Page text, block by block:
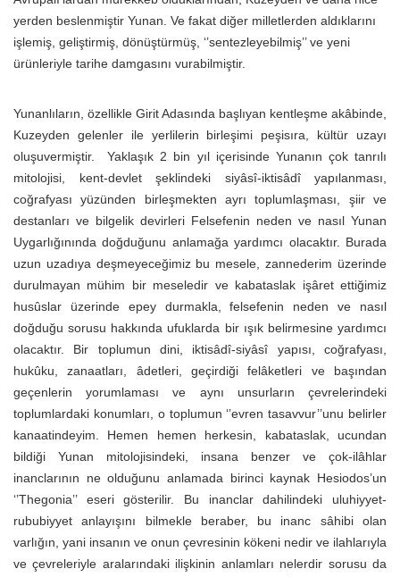
yerden beslenmiştir Yunan. Ve fakat diğer milletlerden aldıklarını
işlemiş, geliştirmiş, dönüştürmüş, ‘’sentezleyebilmiş’’ ve yeni
ürünleriyle tarihe damgasını vurabilmiştir.
Yunanlıların, özellikle Girit Adasında başlıyan kentleşme akâbinde,
Kuzeyden gelenler ile yerlilerin birleşimi peşisıra, kültür uzayı
oluşuvermiştir. Yaklaşık 2 bin yıl içerisinde Yunanın çok tanrılı
mitolojisi, kent-devlet şeklindeki siyâsî-iktisâdî yapılanması,
coğrafyası yüzünden birleşmekten ayrı toplumlaşması, şiir ve
destanları ve bilgelik devirleri Felsefenin neden ve nasıl Yunan
Uygarlığınında doğduğunu anlamağa yardımcı olacaktır. Burada
uzun uzadıya deşmeyeceğimiz bu mesele, zannederim üzerinde
durulmayan mühim bir meseledir ve kabataslak işâret ettiğimiz
husûslar üzerinde epey durmakla, felsefenin neden ve nasıl
doğduğu sorusu hakkında ufuklarda bir ışık belirmesine yardımcı
olacaktır. Bir toplumun dini, iktisâdî-siyâsî yapısı, coğrafyası,
hukûku, zanaatları, âdetleri, geçirdiği felâketleri ve başından
geçenlerin yorumlaması ve aynı unsurların çevrelerindeki
toplumlardaki konumları, o toplumun ‘’evren tasavvur’’unu belirler
kanaatindeyim. Hemen hemen herkesin, kabataslak, ucundan
bildiği Yunan mitolojisindeki, insana benzer ve çok-ilâhlar
inanclarının ne olduğunu anlamada birinci kaynak Hesiodos’un
‘’Thegonia’’ eseri gösterilir. Bu inanclar dahilindeki uluhiyyet-
rububiyyet anlayışını bilmekle beraber, bu inanc sâhibi olan
varlığın, yani insanın ve onun çevresinin kökeni nedir ve ilahlarıyla
ve çevreleriyle aralarındaki ilişkinin anlamları nelerdir sorusu da